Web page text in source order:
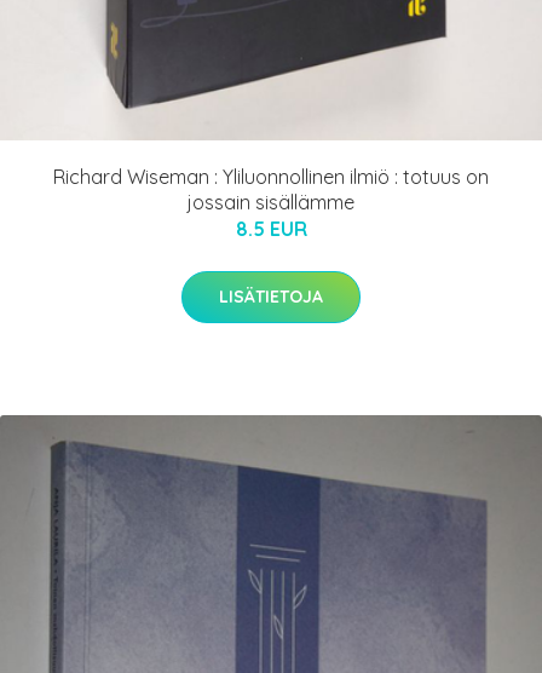
Richard Wiseman : Yliluonnollinen ilmiö : totuus on
jossain sisällämme
8.5 EUR
LISÄTIETOJA